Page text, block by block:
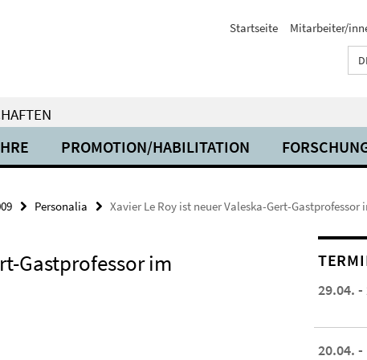
Startseite Mitarbeiter/
PROMOTION/HABILITATION
Personalia Xavier Le Roy ist neuer Valeska-Gert-Gastprofessor
Gastprofessor im
29.04. -
20.04. -